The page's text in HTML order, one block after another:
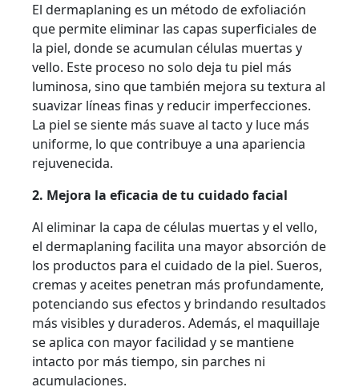
El dermaplaning es un método de exfoliación
que permite eliminar las capas superficiales de
la piel, donde se acumulan células muertas y
vello. Este proceso no solo deja tu piel más
luminosa, sino que también mejora su textura al
suavizar líneas finas y reducir imperfecciones.
La piel se siente más suave al tacto y luce más
uniforme, lo que contribuye a una apariencia
rejuvenecida.
2. Mejora la eficacia de tu cuidado facial
Al eliminar la capa de células muertas y el vello,
el dermaplaning facilita una mayor absorción de
los productos para el cuidado de la piel. Sueros,
cremas y aceites penetran más profundamente,
potenciando sus efectos y brindando resultados
más visibles y duraderos. Además, el maquillaje
se aplica con mayor facilidad y se mantiene
intacto por más tiempo, sin parches ni
acumulaciones.